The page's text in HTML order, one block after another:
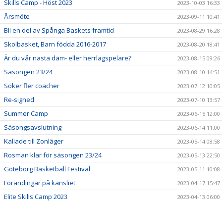
Skills Camp - Höst 2023 2023-10-03 16:33
Årsmöte 2023-09-11 10:41
Bli en del av Spånga Baskets framtid 2023-08-29 16:28
Skolbasket, Barn födda 2016-2017 2023-08-20 18:41
Är du vår nästa dam- eller herrlagspelare? 2023-08-15 09:26
Säsongen 23/24 2023-08-10 14:51
Söker fler coacher 2023-07-12 10:05
Re-signed 2023-07-10 13:57
Summer Camp 2023-06-15 12:00
Säsongsavslutning 2023-06-14 11:00
Kallade till Zonläger 2023-05-14 08:58
Rosman klar för säsongen 23/24 2023-05-13 22:50
Göteborg Basketball Festival 2023-05-11 10:08
Förändingar på kansliet 2023-04-17 15:47
Elite Skills Camp 2023 2023-04-13 06:00